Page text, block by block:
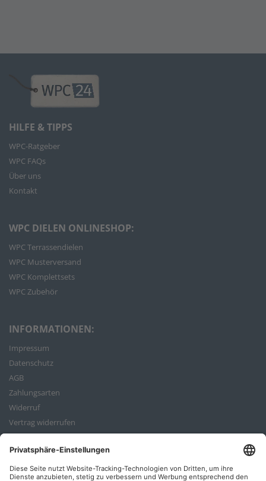
HILFE & TIPPS
WPC-Ratgeber
WPC FAQs
Über uns
Kontakt
WPC DIELEN ONLINESHOP:
WPC Terrassendielen
WPC Musterversand
WPC Komplettsets
WPC Zubehör
INFORMATIONEN:
Impressum
Datenschutz
AGB
Zahlungsarten
Widerruf
Vertrag widerrufen
Bestellvorgang
ZAHLUNGSARTEN: